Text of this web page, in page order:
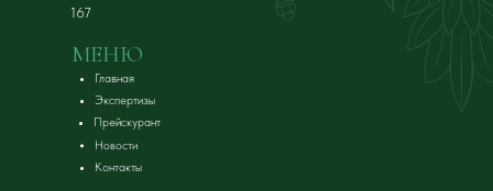
167
МЕНЮ
Главная
Экспертизы
Прейскурант
Новости
Контакты